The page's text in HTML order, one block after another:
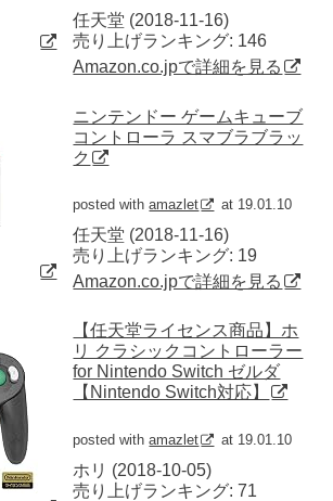
任天堂 (2018-11-16)
売り上げランキング: 146
Amazon.co.jpで詳細を見る
ニンテンドー ゲームキューブ
コントローラ スマブラブラッ
ク
posted withamazlet at 19.01.10
任天堂 (2018-11-16)
売り上げランキング: 19
Amazon.co.jpで詳細を見る
【任天堂ライセンス商品】ホ
リ クラシックコントローラー
for Nintendo Switch ゼルダ
【Nintendo Switch対応】
posted withamazlet at 19.01.10
ホリ (2018-10-05)
売り上げランキング: 71